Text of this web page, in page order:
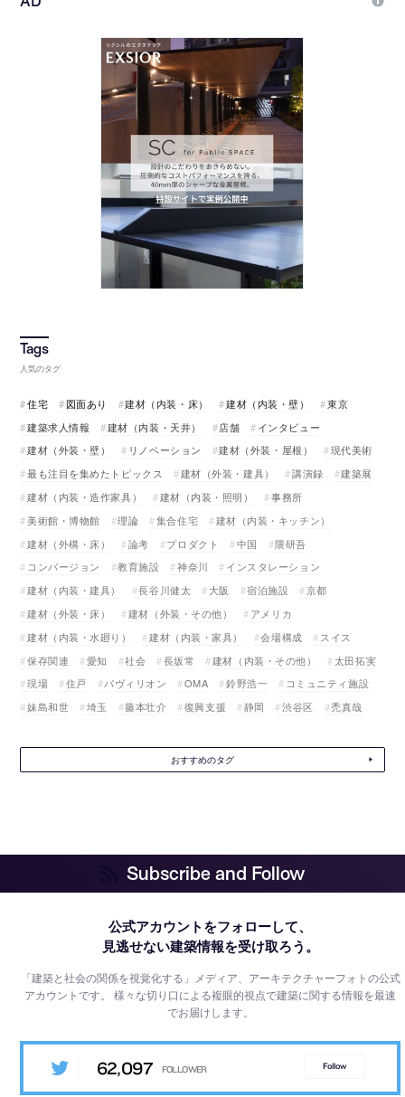
人気のタグ
住宅 図面あり 建材（内装・床） 建材（内装・壁）
東京
建築求人情報
建材（内装・天井） 店舗
インタビュー
建材（外装・壁）
リノベーション 建材（外装・屋根）
現代美術
最も注目を集めたトピックス
建材（外装・建具） 講演録
建築展
建材（内装・造作家具）
建材（内装・照明）
事務所
美術館・博物館
理論 集合住宅
建材（内装・キッチン）
建材（外構・床）
論考 プロダクト 中国
隈研吾
コンバージョン
教育施設 神奈川
インスタレーション
建材（内装・建具）
長谷川健太 大阪 宿泊施設
京都
建材（外装・床）
建材（外装・その他）
アメリカ
建材（内装・水廻り）
建材（内装・家具） 会場構成
スイス
保存関連
愛知 社会 長坂常 建材（内装・その他）
太田拓実
現場
住戸 パヴィリオン OMA 鈴野浩一
コミュニティ施設
妹島和世
埼玉 藤本壮介 復興支援 静岡 渋谷区 禿真哉
おすすめのタグ
Subscribe and Follow
公式アカウントをフォローして、
見逃せない建築情報を受け取ろう。
「建築と社会の関係を視覚化する」メディア、アーキテクチャーフォトの公式
アカウントです。様々な切り口による複眼的視点で建築に関する情報を最速
でお届けします。
62,097 Follow